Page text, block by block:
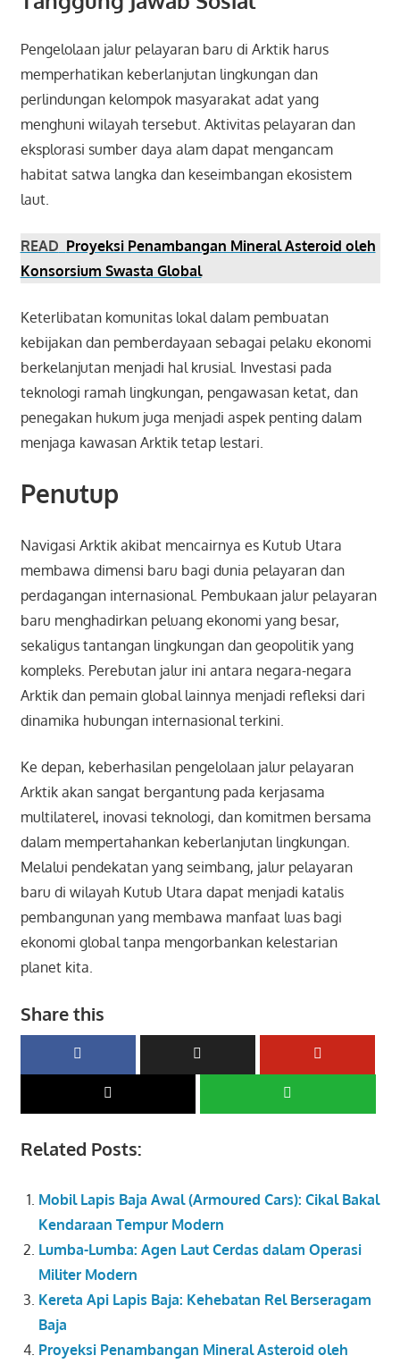
Pengelolaan jalur pelayaran baru di Arktik harus
memperhatikan keberlanjutan lingkungan dan
perlindungan kelompok masyarakat adat yang
menghuni wilayah tersebut. Aktivitas pelayaran dan
eksplorasi sumber daya alam dapat mengancam
habitat satwa langka dan keseimbangan ekosistem
laut.
READ Proyeksi Penambangan Mineral Asteroid oleh
Konsorsium Swasta Global
Keterlibatan komunitas lokal dalam pembuatan
kebijakan dan pemberdayaan sebagai pelaku ekonomi
berkelanjutan menjadi hal krusial. Investasi pada
teknologi ramah lingkungan, pengawasan ketat, dan
penegakan hukum juga menjadi aspek penting dalam
menjaga kawasan Arktik tetap lestari.
Penutup
Navigasi Arktik akibat mencairnya es Kutub Utara
membawa dimensi baru bagi dunia pelayaran dan
perdagangan internasional. Pembukaan jalur pelayaran
baru menghadirkan peluang ekonomi yang besar,
sekaligus tantangan lingkungan dan geopolitik yang
kompleks. Perebutan jalur ini antara negara-negara
Arktik dan pemain global lainnya menjadi refleksi dari
dinamika hubungan internasional terkini.
Ke depan, keberhasilan pengelolaan jalur pelayaran
Arktik akan sangat bergantung pada kerjasama
multilaterel, inovasi teknologi, dan komitmen bersama
dalam mempertahankan keberlanjutan lingkungan.
Melalui pendekatan yang seimbang, jalur pelayaran
baru di wilayah Kutub Utara dapat menjadi katalis
pembangunan yang membawa manfaat luas bagi
ekonomi global tanpa mengorbankan kelestarian
planet kita.
Share this
Related Posts:
Mobil Lapis Baja Awal (Armoured Cars): Cikal Bakal
Kendaraan Tempur Modern
Lumba-Lumba: Agen Laut Cerdas dalam Operasi
Militer Modern
Kereta Api Lapis Baja: Kehebatan Rel Berseragam
Baja
Proyeksi Penambangan Mineral Asteroid oleh